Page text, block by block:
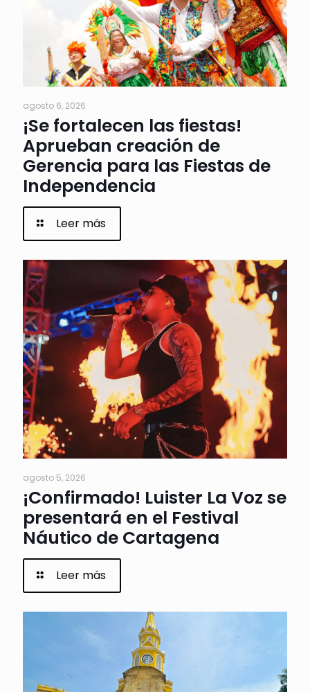
agosto 6, 2026
¡Se fortalecen las fiestas!
Aprueban creación de
Gerencia para las Fiestas de
Independencia
Leer más
agosto 5, 2026
¡Confirmado! Luister La Voz se
presentará en el Festival
Náutico de Cartagena
Leer más